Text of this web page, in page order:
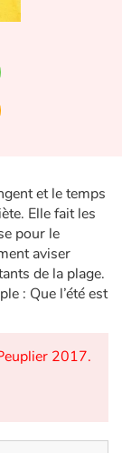
et le temps
Elle fait les
pour le
aviser
de la plage.
: Que l’été est
2017.